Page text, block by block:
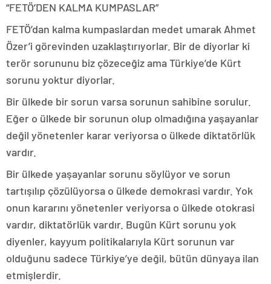
“FETÖ’DEN KALMA KUMPASLAR”
FETÖ’dan kalma kumpaslardan medet umarak Ahmet
Özer’i görevinden uzaklaştırıyorlar. Bir de diyorlar ki
terör sorununu biz çözeceğiz ama Türkiye’de Kürt
sorunu yoktur diyorlar.
Bir ülkede bir sorun varsa sorunun sahibine sorulur.
Eğer o ülkede bir sorunun olup olmadığına yaşayanlar
değil yönetenler karar veriyorsa o ülkede diktatörlük
vardır.
Bir ülkede yaşayanlar sorunu söylüyor ve sorun
tartışılıp çözülüyorsa o ülkede demokrasi vardır. Yok
onun kararını yönetenler veriyorsa o ülkede otokrasi
vardır, diktatörlük vardır. Bugün Kürt sorunu yok
diyenler, kayyum politikalarıyla Kürt sorunun var
olduğunu sadece Türkiye’ye değil, bütün dünyaya ilan
etmişlerdir.